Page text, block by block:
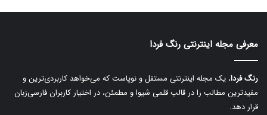
e
n
a
t
i
معرفی مجله اینترنتی رنگ فردا
رنگ فردا، یک مجله اینترنتی مستقل و نوپاست که می‌خواهد کاربردی‌ترین و
مفیدترین مطالب را در قالب قلمی شیوا و مطمئن، در اختیار کاربران فارسی‌زبان
قرار دهد.